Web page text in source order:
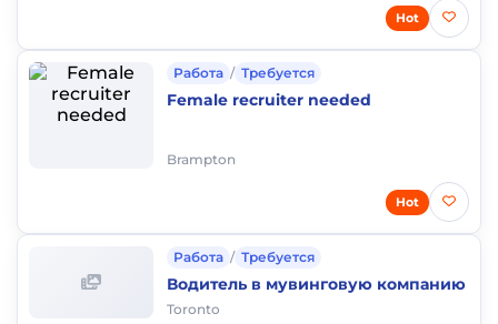
Hot
Работа / Требуется
Female recruiter needed
Brampton
Hot
Работа / Требуется
Водитель в мувинговую компанию
Toronto